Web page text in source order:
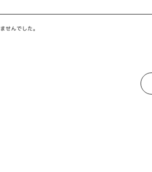
せんでした。